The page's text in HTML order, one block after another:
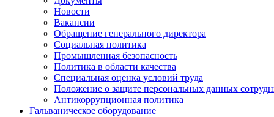
Новости
Вакансии
Обращение генерального директора
Социальная политика
Промышленная безопасность
Политика в области качества
Специальная оценка условий труда
Положение о защите персональных данных
Антикоррупционная политика
Гальваническое оборудование